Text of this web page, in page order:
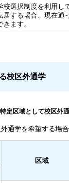
校選択制度を利用し
居する場合、現在通
きます。
校区外通学
定区域として校区外通
通学を希望する場合
区域